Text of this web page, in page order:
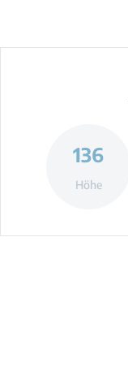
136
Höhe